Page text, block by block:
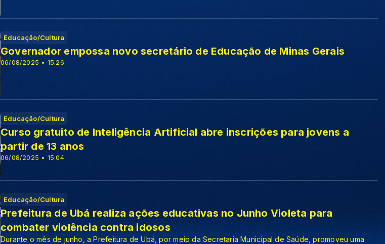
Educação/Cultura
06/08/2025 • 15:26
Governador empossa novo secretário de Educação de Minas Gerais
Educação/Cultura
06/08/2025 • 15:04
Curso gratuito de Inteligência Artificial abre inscrições para jovens a
partir de 13 anos
Educação/Cultura
Prefeitura de Ubá realiza ações educativas no Junho Violeta para
combater violência contra idosos
Durante o mês de junho, a Prefeitura de Ubá, por meio da Secretaria Municipal de Saúde, promoveu uma